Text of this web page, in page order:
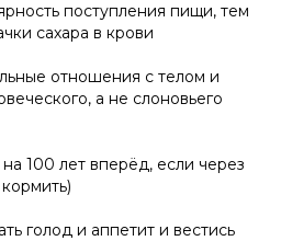
поступления пищи, тем
сахара в крови
отношения с телом и
а не слоновьего
100 лет вперёд, если через
голод и аппетит и вестись